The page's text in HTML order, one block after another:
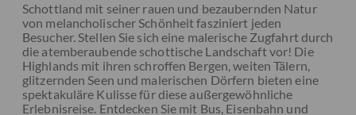
Schottland mit seiner rauen und bezaubernden Natur
von melancholischer Schönheit fasziniert jeden
Besucher. Stellen Sie sich eine malerische Zugfahrt durch
die atemberaubende schottische Landschaft vor! Die
Highlands mit ihren schroffen Bergen, weiten Tälern,
glitzernden Seen und malerischen Dörfern bieten eine
spektakuläre Kulisse für diese außergewöhnliche
Erlebnisreise. Entdecken Sie mit Bus, Eisenbahn und